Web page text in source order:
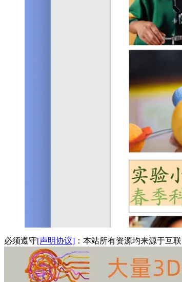
必须遵守[声明协议] ：本站所有资源均来源于互